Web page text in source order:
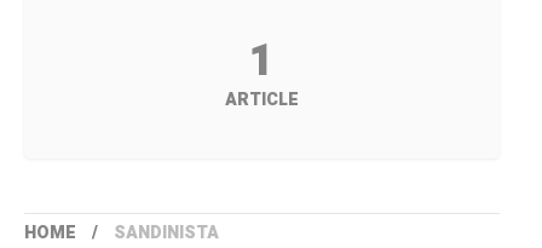
1
ARTICLE
HOME SANDINISTA